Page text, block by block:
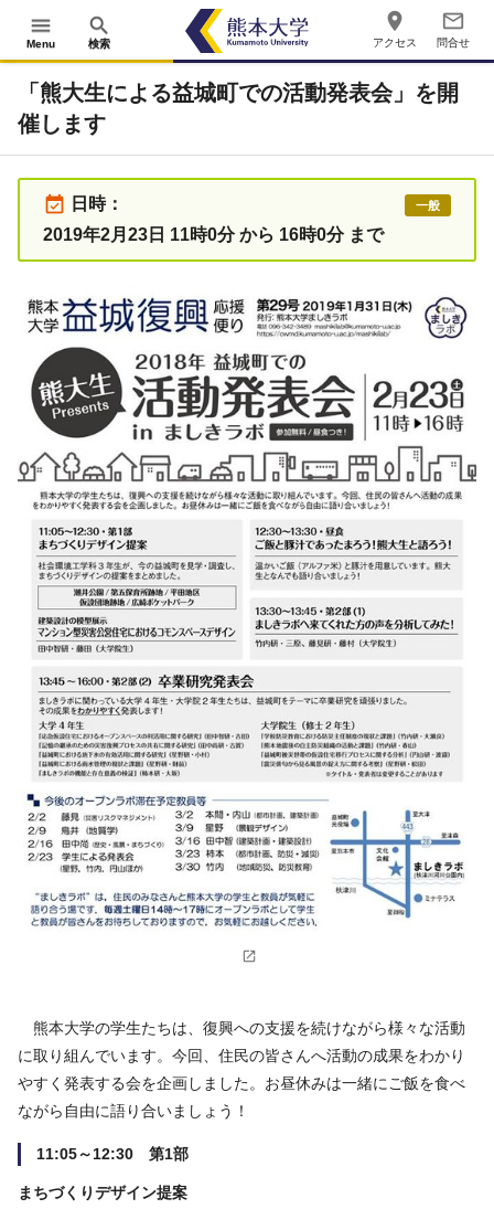
menu
Menu
search
検索
place
アクセス
mail_outline
問合せ
「熊大生による益城町での活動発表会」を開
催します
event_available 日時：
2019年2月23日 11時0分 から 16時0分 まで
一般
熊本大学の学生たちは、復興への支援を続けながら様々な活動
に取り組んでいます。今回、住民の皆さんへ活動の成果をわかり
やすく発表する会を企画しました。お昼休みは一緒にご飯を食べ
ながら自由に語り合いましょう！
11:05～12:30 第1部
まちづくりデザイン提案